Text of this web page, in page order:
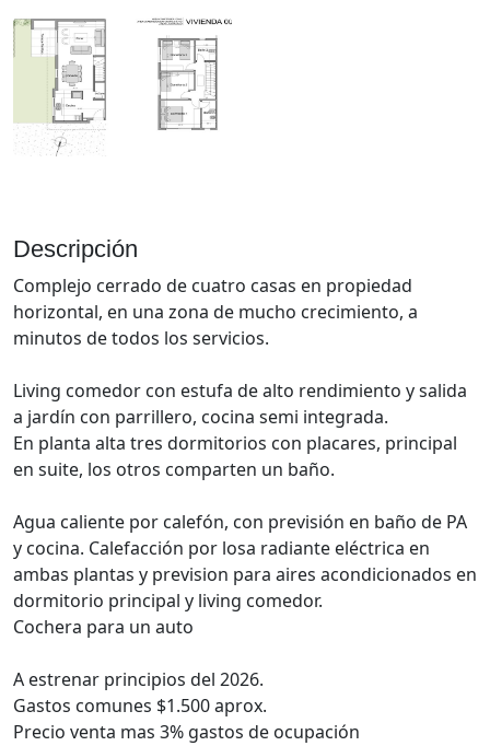
Descripción
Complejo cerrado de cuatro casas en propiedad
horizontal, en una zona de mucho crecimiento, a
minutos de todos los servicios.
Living comedor con estufa de alto rendimiento y salida
a jardín con parrillero, cocina semi integrada.
En planta alta tres dormitorios con placares, principal
en suite, los otros comparten un baño.
Agua caliente por calefón, con previsión en baño de PA
y cocina. Calefacción por losa radiante eléctrica en
ambas plantas y prevision para aires acondicionados en
dormitorio principal y living comedor.
Cochera para un auto
A estrenar principios del 2026.
Gastos comunes $1.500 aprox.
Precio venta mas 3% gastos de ocupación